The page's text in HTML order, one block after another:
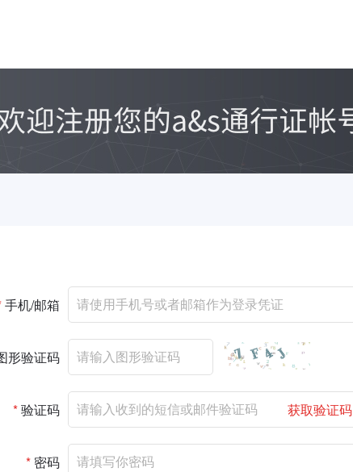
手机/邮箱
形验证码
*验证码 获取验证码
* 密码